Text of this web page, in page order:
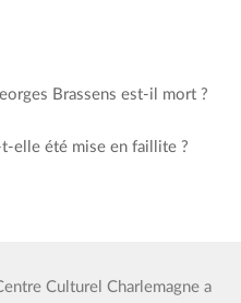
Brassens est-il mort ?
t-elle été mise en faillite ?
Culturel Charlemagne a